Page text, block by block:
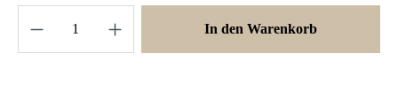
In den Warenkorb